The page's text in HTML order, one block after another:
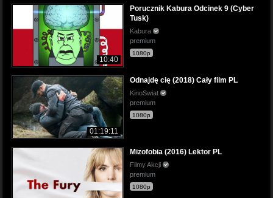
10:40
Porucznik Kabura Odcinek 9 (Cyber
Tusk)
Kabura
premium
1080p
01:19:11
Odnajdę cię (2018) Cały film PL
KinoSwiat
premium
1080p
Mizofobia (2016) Lektor PL
Filmy Akcji
premium
1080p